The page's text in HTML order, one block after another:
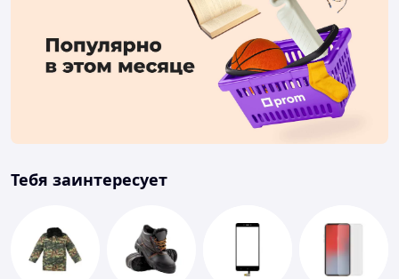
Тебя заинтересует